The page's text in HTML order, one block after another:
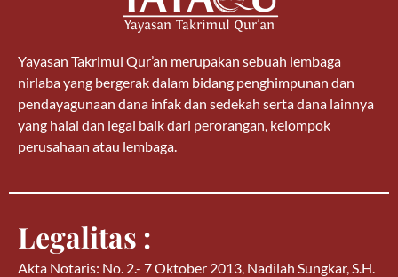
Yayasan Takrimul Qur’an merupakan sebuah lembaga
nirlaba yang bergerak dalam bidang penghimpunan dan
pendayagunaan dana infak dan sedekah serta dana lainnya
yang halal dan legal baik dari perorangan, kelompok
perusahaan atau lembaga.
Legalitas :
Akta Notaris: No. 2.- 7 Oktober 2013, Nadilah Sungkar, S.H.